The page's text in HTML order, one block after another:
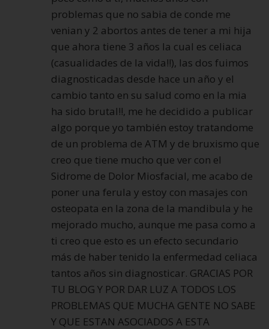
problemas que no sabia de conde me
venian y 2 abortos antes de tener a mi hija
que ahora tiene 3 años la cual es celiaca
(casualidades de la vida!!), las dos fuimos
diagnosticadas desde hace un año y el
cambio tanto en su salud como en la mia
ha sido brutal!!, me he decidido a publicar
algo porque yo también estoy tratandome
de un problema de ATM y de bruxismo que
creo que tiene mucho que ver con el
Sidrome de Dolor Miosfacial, me acabo de
poner una ferula y estoy con masajes con
osteopata en la zona de la mandibula y he
mejorado mucho, aunque me pasa como a
ti creo que esto es un efecto secundario
más de haber tenido la enfermedad celiaca
tantos años sin diagnosticar. GRACIAS POR
TU BLOG Y POR DAR LUZ A TODOS LOS
PROBLEMAS QUE MUCHA GENTE NO SABE
Y QUE ESTAN ASOCIADOS A ESTA